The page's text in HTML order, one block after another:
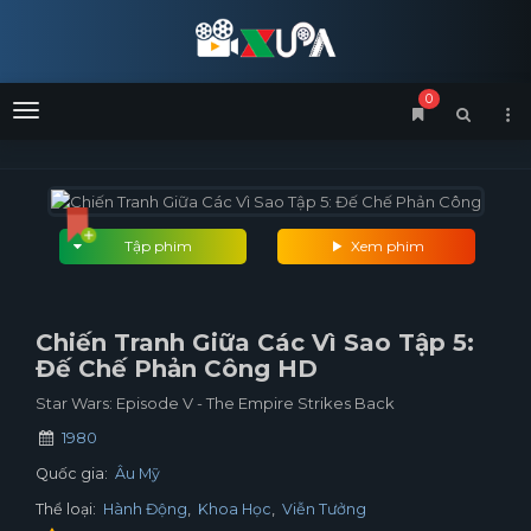
Menu
0
Xem phim
Tập phim
Chiến Tranh Giữa Các Vì Sao Tập 5:
Đế Chế Phản Công HD
Star Wars: Episode V - The Empire Strikes Back
1980
Quốc gia: Âu Mỹ
Thể loại: Hành Động, Khoa Học, Viễn Tưởng